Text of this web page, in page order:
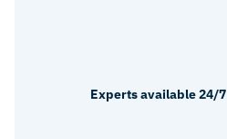
Experts available 24/7